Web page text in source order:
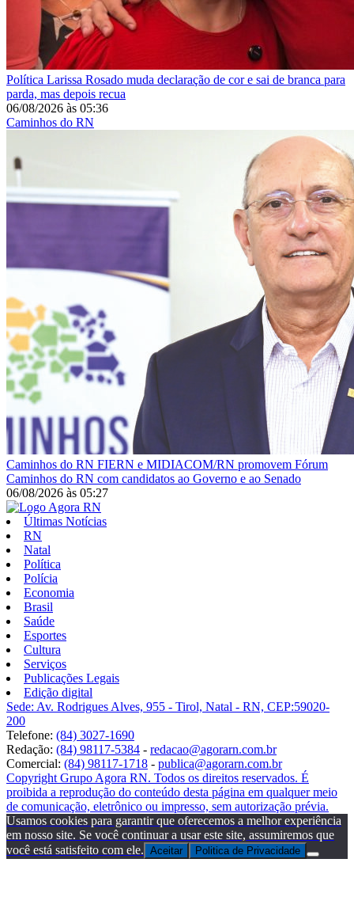
Política Larissa Rosado muda declaração de cor e sai de branca para
parda, mas depois recua
06/08/2026 às 05:36
Caminhos do RN
Caminhos do RN FIERN e MIDIACOM/RN promovem Fórum
Caminhos do RN com candidatos ao Governo e ao Senado
06/08/2026 às 05:27
Últimas Notícias
RN
Natal
Política
Polícia
Economia
Brasil
Saúde
Esportes
Cultura
Serviços
Publicações Legais
Edição digital
Sede: Av. Rodrigues Alves, 955 - Tirol, Natal - RN, CEP:59020-
200
Telefone: (84) 3027-1690
Redação: (84) 98117-5384 - redacao@agorarn.com.br
Comercial: (84) 98117-1718 - publica@agorarn.com.br
Copyright Grupo Agora RN. Todos os direitos reservados. É
proibida a reprodução do conteúdo desta página em qualquer meio
de comunicação, eletrônico ou impresso, sem autorização prévia.
Usamos cookies para garantir que oferecemos a melhor experiência
em nosso site. Se você continuar a usar este site, assumiremos que
você está satisfeito com ele. Aceitar Politica de Privacidade